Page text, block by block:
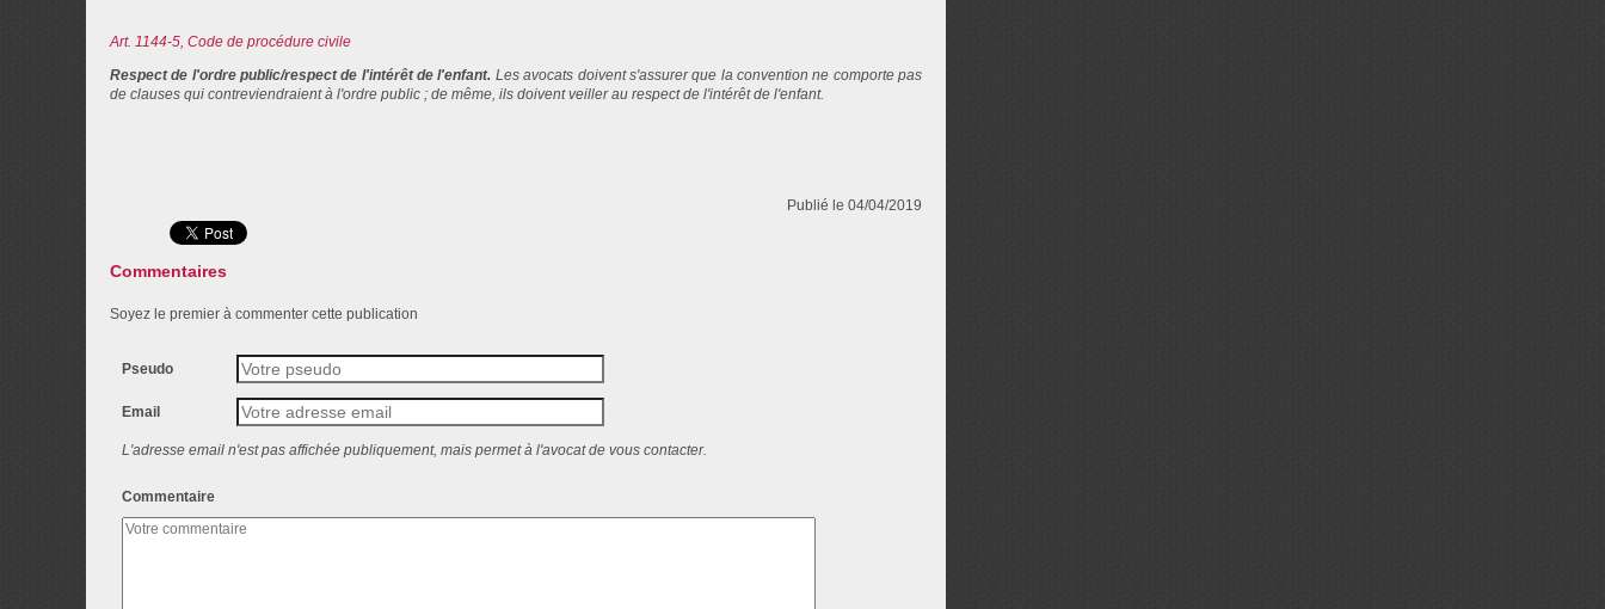
Art. 1144-5, Code de procédure civile
Respect de l'ordre public/respect de l'intérêt de l'enfant. Les avocats doivent s'assurer que la convention ne comporte pas
de clauses qui contreviendraient à l'ordre public ; de même, ils doivent veiller au respect de l'intérêt de l'enfant.
Publié le 04/04/2019
Commentaires
Soyez le premier à commenter cette publication
Pseudo
Email
L'adresse email n'est pas affichée publiquement, mais permet à l'avocat de vous contacter.
Commentaire